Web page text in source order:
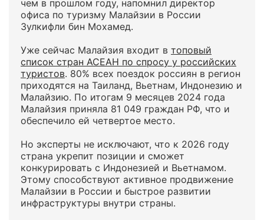
чем в прошлом году, напомнил директор
офиса по туризму Малайзии в России
Зулкифли бин Мохамед.
Уже сейчас Малайзия входит в топовый
список стран АСЕАН по спросу у российских
туристов. 80% всех поездок россиян в регион
приходятся на Таиланд, Вьетнам, Индонезию и
Малайзию. По итогам 9 месяцев 2024 года
Малайзия приняла 81 049 граждан РФ, что и
обеспечило ей четвертое место.
Но эксперты не исключают, что к 2026 году
страна укрепит позиции и сможет
конкурировать с Индонезией и Вьетнамом.
Этому способствуют активное продвижение
Малайзии в России и быстрое развитии
инфраструктуры внутри страны.